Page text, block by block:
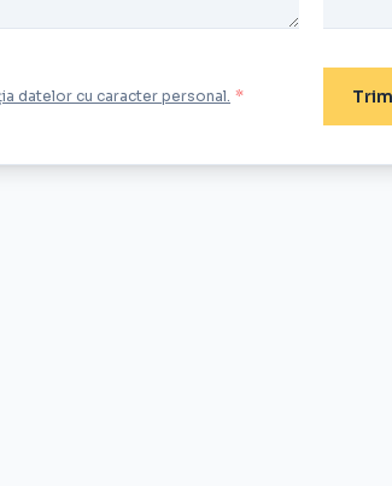
datelor cu caracter personal. *